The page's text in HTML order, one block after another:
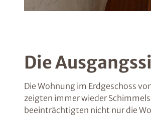
Die
Die Wohnung im Erdgeschoss
zeigten immer wieder
beeinträchtigten nicht nur die